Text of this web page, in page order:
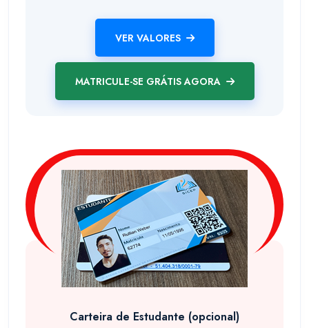
VER VALORES
MATRICULE-SE GRÁTIS AGORA
Carteira de Estudante (opcional)